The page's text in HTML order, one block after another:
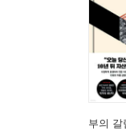
부의 갈